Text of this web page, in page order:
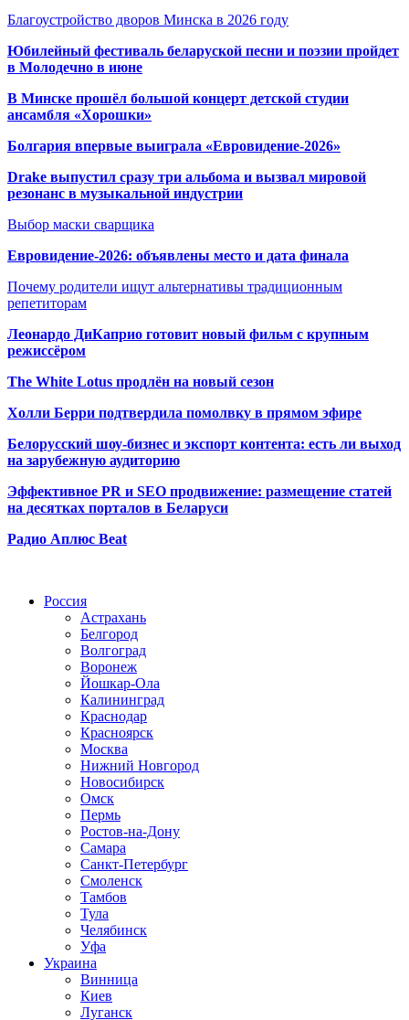
Благоустройство дворов Минска в 2026 году
Юбилейный фестиваль беларуской песни и поэзии пройдет
в Молодечно в июне
В Минске прошёл большой концерт детской студии
ансамбля «Хорошки»
Болгария впервые выиграла «Евровидение-2026»
Drake выпустил сразу три альбома и вызвал мировой
резонанс в музыкальной индустрии
Выбор маски сварщика
Евровидение-2026: объявлены место и дата финала
Почему родители ищут альтернативы традиционным
репетиторам
Леонардо ДиКаприо готовит новый фильм с крупным
режиссёром
The White Lotus продлён на новый сезон
Холли Берри подтвердила помолвку в прямом эфире
Белорусский шоу-бизнес и экспорт контента: есть ли выход
на зарубежную аудиторию
Эффективное PR и SEO продвижение: размещение статей
на десятках порталов в Беларуси
Радио Аплюс Beat
Россия
Астрахань
Белгород
Волгоград
Воронеж
Йошкар-Ола
Калининград
Краснодар
Красноярск
Москва
Нижний Новгород
Новосибирск
Омск
Пермь
Ростов-на-Дону
Самара
Санкт-Петербург
Смоленск
Тамбов
Тула
Челябинск
Уфа
Украина
Винница
Киев
Луганск